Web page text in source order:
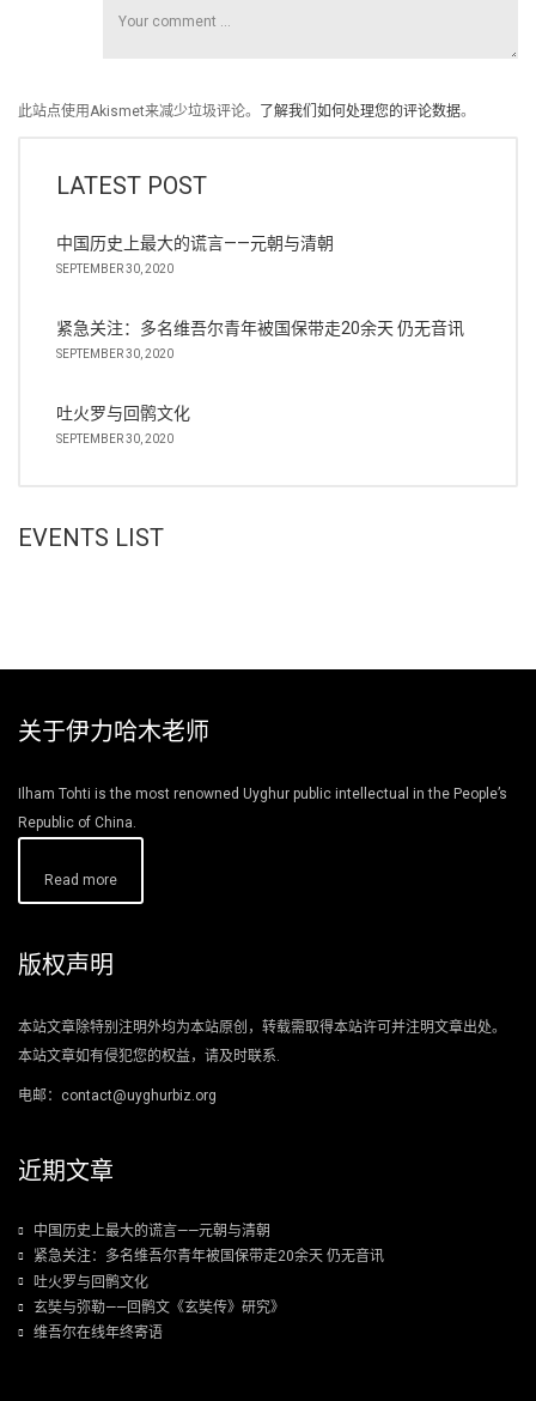
此站点使用Akismet来减少垃圾评论。 了解我们如何处理您的评论数据。
LATEST POST
中国历史上最大的谎言——元朝与清朝
SEPTEMBER 30, 2020
紧急关注：多名维吾尔青年被国保带走20余天 仍无音讯
SEPTEMBER 30, 2020
吐火罗与回鹘文化
SEPTEMBER 30, 2020
EVENTS LIST
关于伊力哈木老师
Ilham Tohti is the most renowned Uyghur public intellectual in the People’s
Republic of China.
Read more
版权声明
本站文章除特别注明外均为本站原创，转载需取得本站许可并注明文章出处。
本站文章如有侵犯您的权益，请及时联系.
电邮：contact@uyghurbiz.org
近期文章
中国历史上最大的谎言——元朝与清朝
紧急关注：多名维吾尔青年被国保带走20余天 仍无音讯
吐火罗与回鹘文化
玄奘与弥勒——回鹘文《玄奘传》研究》
维吾尔在线年终寄语